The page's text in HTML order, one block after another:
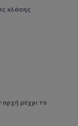
κλάσης
μέχρι το